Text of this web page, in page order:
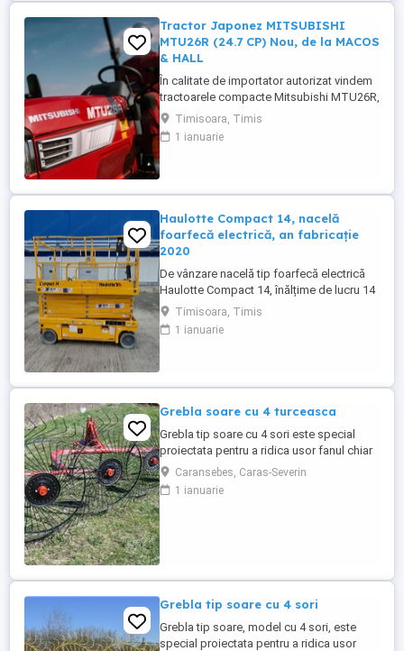
Tractor Japonez MITSUBISHI
MTU26R (24.7 CP) Nou, de la MACOS
& HALL
În calitate de importator autorizat vindem
tractoarele compacte Mitsubishi MTU26R,
un tractor proiectat și fabricat integral în
Japonia, recunoscut pentru fiabilitatea sa
legendară și eficiența în spații restrânse.
MTU26R ...
Timisoara, Timis
1 ianuarie
Haulotte Compact 14, nacelă
foarfecă electrică, an fabricație
2020
De vânzare nacelă tip foarfecă electrică
Haulotte Compact 14, înălțime de lucru 14
m, an fabricație 2020, ore funcționare 570,
stare foarte bună de funcționarepreț 7000
euro +TVA
Timisoara, Timis
1 ianuarie
Grebla soare cu 4 turceasca
Grebla tip soare cu 4 sori este special
proiectata pentru a ridica usor fanul chiar
de pe un teren accidentat.De asemenea
aceasta grebla poate fi utilizata pentru
adunat,rasfirat sau intors fanul. Transport
Caransebes, Caras-Severin
1 ianuarie
Grebla tip soare cu 4 sori
Grebla tip soare, model cu 4 sori, este
special proiectata pentru a ridica usor